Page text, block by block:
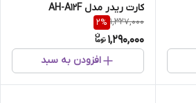
کارت ریدر مدل AH-A12F
1,327,000
2%
1,290,000
افزودن به سبد